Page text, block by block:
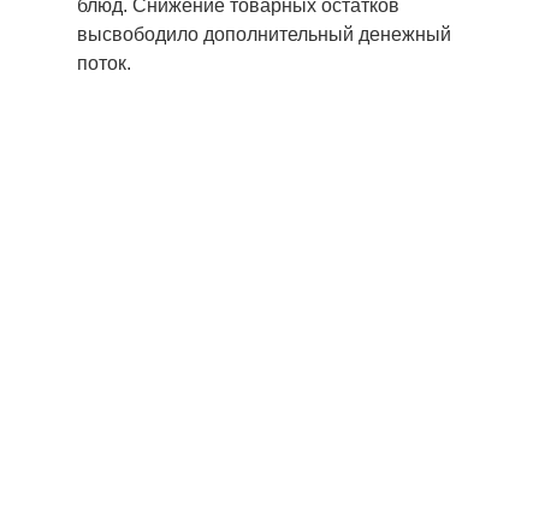
блюд. Снижение товарных остатков
высвободило дополнительный денежный
поток.